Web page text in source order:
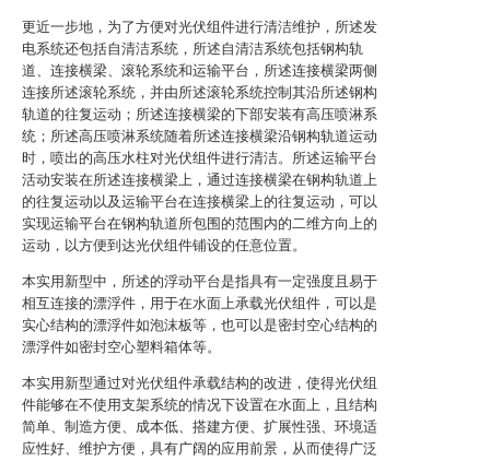
更近一步地，为了方便对光伏组件进行清洁维护，所述发
电系统还包括自清洁系统，所述自清洁系统包括钢构轨
道、连接横梁、滚轮系统和运输平台，所述连接横梁两侧
连接所述滚轮系统，并由所述滚轮系统控制其沿所述钢构
轨道的往复运动；所述连接横梁的下部安装有高压喷淋系
统；所述高压喷淋系统随着所述连接横梁沿钢构轨道运动
时，喷出的高压水柱对光伏组件进行清洁。所述运输平台
活动安装在所述连接横梁上，通过连接横梁在钢构轨道上
的往复运动以及运输平台在连接横梁上的往复运动，可以
实现运输平台在钢构轨道所包围的范围内的二维方向上的
运动，以方便到达光伏组件铺设的任意位置。
本实用新型中，所述的浮动平台是指具有一定强度且易于
相互连接的漂浮件，用于在水面上承载光伏组件，可以是
实心结构的漂浮件如泡沫板等，也可以是密封空心结构的
漂浮件如密封空心塑料箱体等。
本实用新型通过对光伏组件承载结构的改进，使得光伏组
件能够在不使用支架系统的情况下设置在水面上，且结构
简单、制造方便、成本低、搭建方便、扩展性强、环境适
应性好、维护方便，具有广阔的应用前景，从而使得广泛